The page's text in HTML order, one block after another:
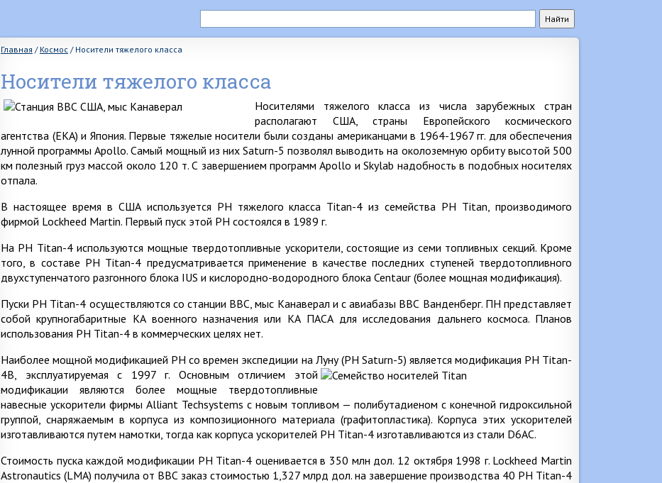
Главная / Космос / Носители тяжелого класса
Носители тяжелого класса
Носителями тяжелого класса из числа зарубежных стран
располагают США, страны Европейского космического
агентства (ЕКА) и Япония. Первые тяжелые носители были созданы американцами в 1964-1967 гг. для обеспечения
лунной программы Apollo. Самый мощный из них Saturn-5 позволял выводить на околоземную орбиту высотой 500
км полезный груз массой около 120 т. С завершением программ Apollo и Skylab надобность в подобных носителях
отпала.
В настоящее время в США используется РН тяжелого класса Titan-4 из семейства РН Titan, производимого
фирмой Lockheed Martin. Первый пуск этой РН состоялся в 1989 г.
На РН Titan-4 используются мощные твердотопливные ускорители, состоящие из семи топливных секций. Кроме
того, в составе РН Titan-4 предусматривается применение в качестве последних ступеней твердотопливного
двухступенчатого разгонного блока IUS и кислородно-водородного блока Centaur (более мощная модификация).
Пуски РН Titan-4 осуществляются со станции ВВС, мыс Канаверал и с авиабазы ВВС Ванденберг. ПН представляет
собой крупногабаритные КА военного назначения или КА ПАСА для исследования дальнего космоса. Планов
использования РН Titan-4 в коммерческих целях нет.
Наиболее мощной модификацией РН со времен экспедиции на Луну (РН Saturn-5) является модификация РН Titan-
4B, эксплуатируемая с 1997 г. Основным отличием этой
модификации являются более мощные твердотопливные
навесные ускорители фирмы Alliant Techsystems с новым топливом — полибутадиеном с конечной гидроксильной
группой, снаряжаемым в корпуса из композиционного материала (графитопластика). Корпуса этих ускорителей
изготавливаются путем намотки, тогда как корпуса ускорителей РН Titan-4 изготавливаются из стали D6AC.
Стоимость пуска каждой модификации РН Titan-4 оценивается в 350 млн дол. 12 октября 1998 г. Lockheed Martin
Astronautics (LMA) получила от ВВС заказ стоимостью 1,327 млрд дол. на завершение производства 40 РН Titan-4